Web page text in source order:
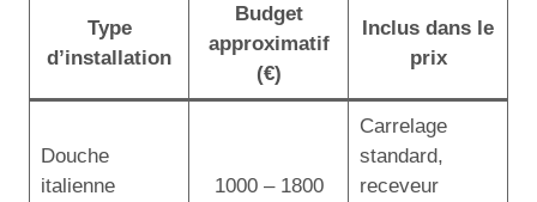
Type
d’installation
Budget
approximatif
(€)
Inclus dans le
prix
Douche
italienne
1000 – 1800
Carrelage
standard,
receveur